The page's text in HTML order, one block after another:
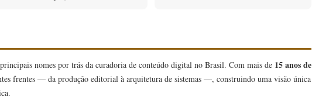
nomes por trás da curadoria de conteúdo digital no Brasil. Com mais de 15 anos de
frentes — da produção editorial à arquitetura de sistemas —, construindo uma visão única